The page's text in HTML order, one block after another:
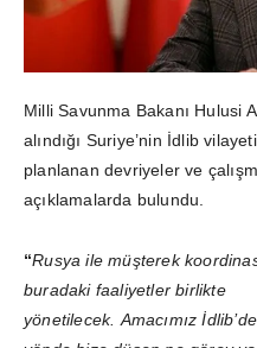
Milli Savunma Bakanı Hulusi
alındığı Suriye’nin İdlib
planlanan devriyeler ve
açıklamalarda bulundu.
“Rusya ile müşterek
buradaki faaliyetler birlikte
yönetilecek. Amacımız